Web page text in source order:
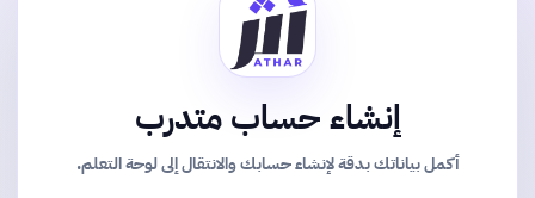
إنشاء حساب متدرب
أكمل بياناتك بدقة لإنشاء حسابك والانتقال إلى لوحة التعلم.